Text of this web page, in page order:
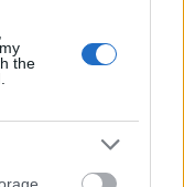
the